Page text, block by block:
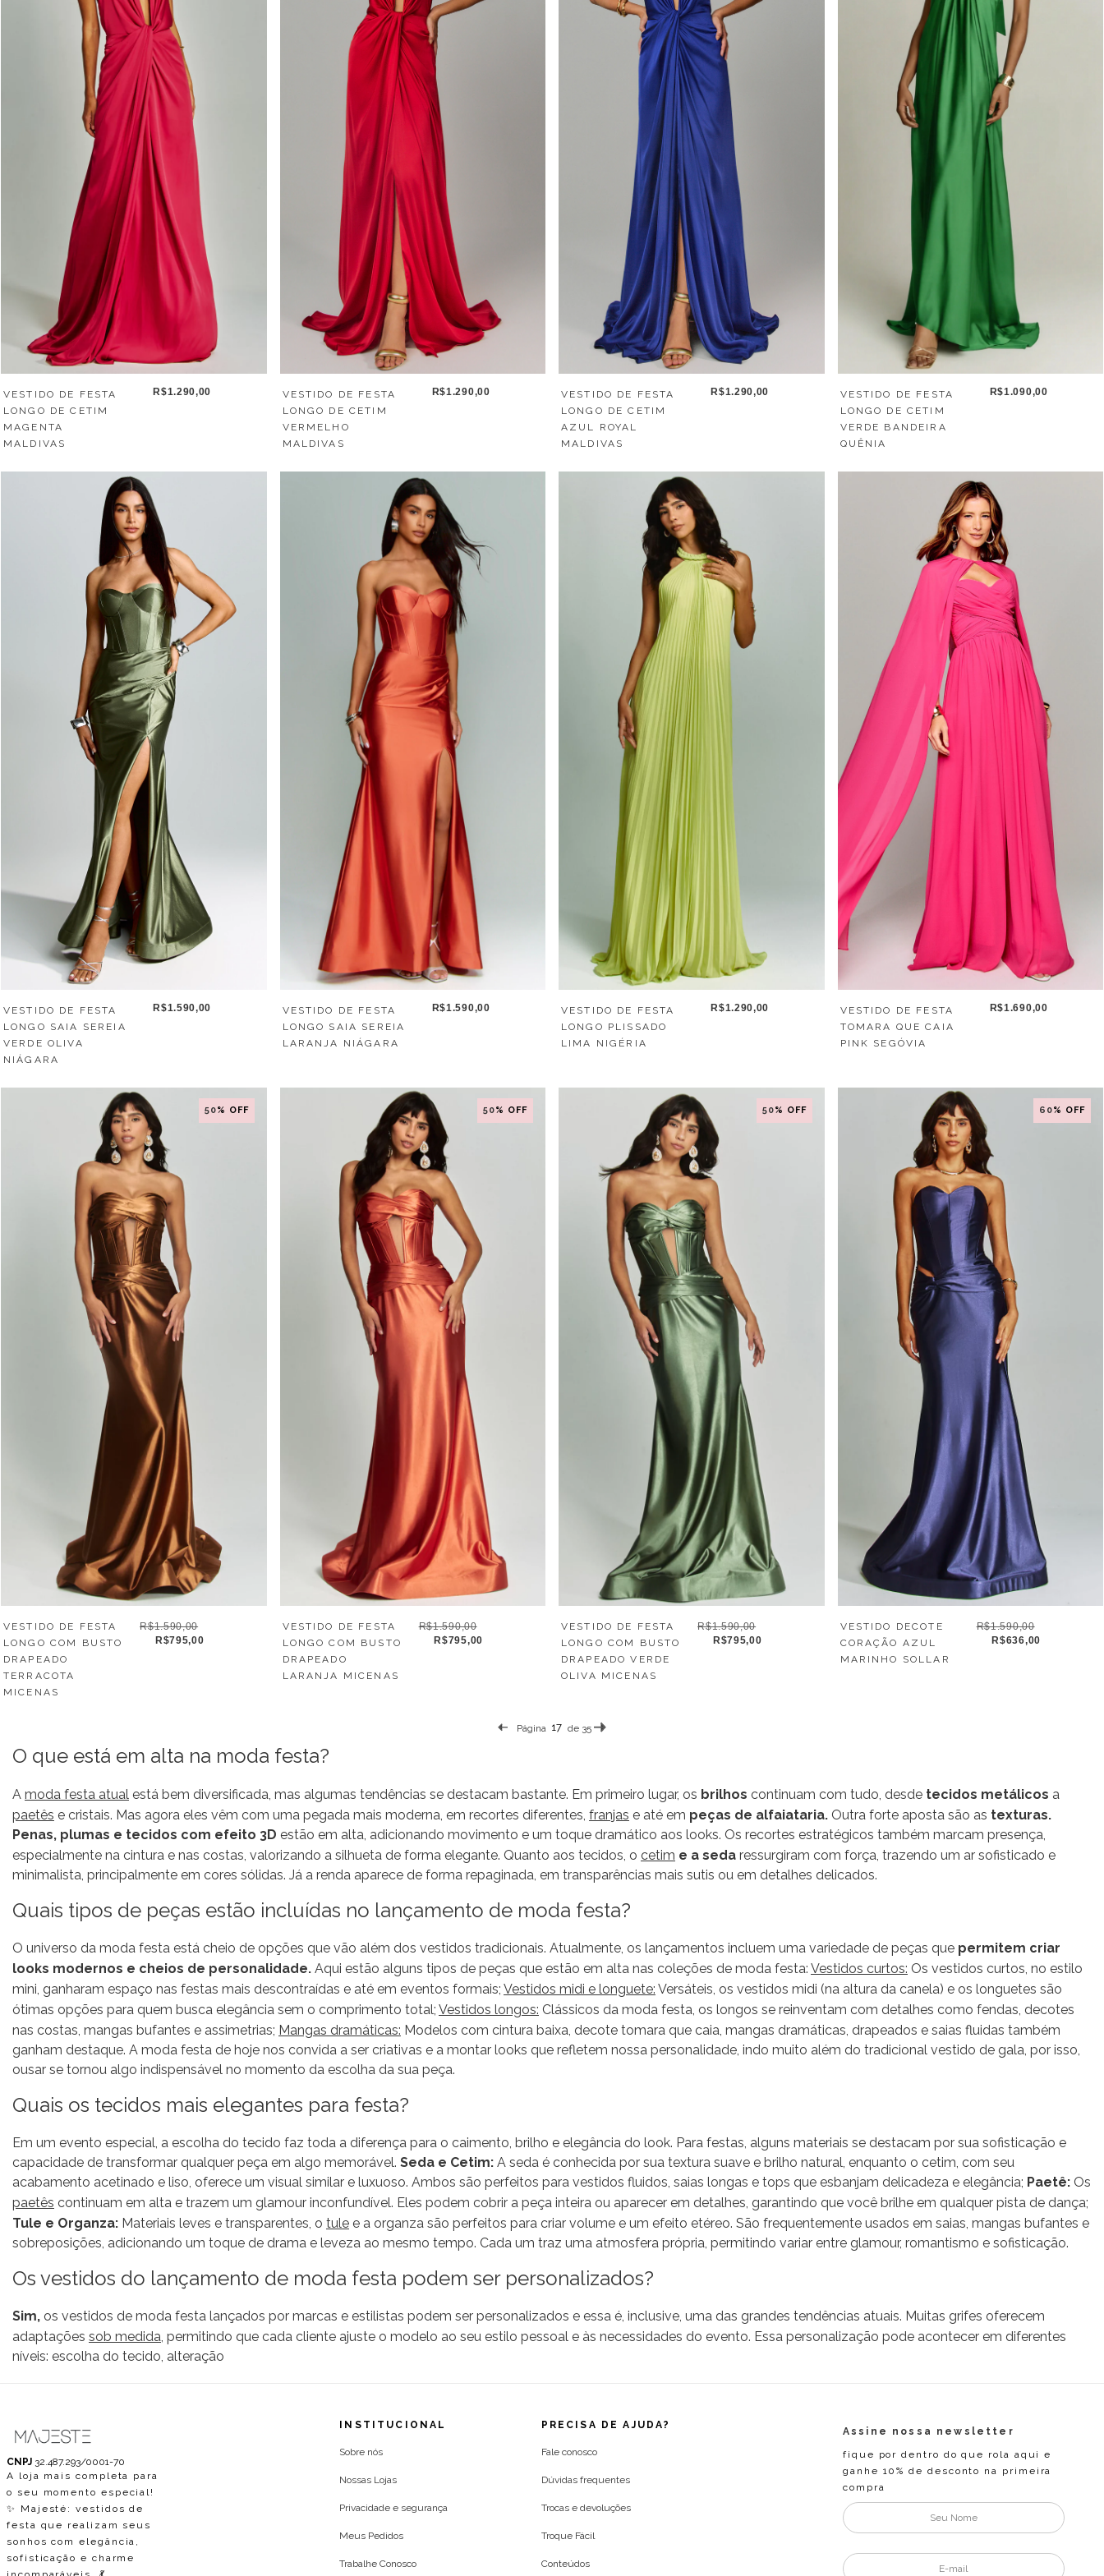
VESTIDO DE FESTA
LONGO DE CETIM
MAGENTA
MALDIVAS
R$1.290,00
VESTIDO DE FESTA
LONGO DE CETIM
VERMELHO
MALDIVAS
R$1.290,00
VESTIDO DE FESTA
LONGO DE CETIM
AZUL ROYAL
MALDIVAS
R$1.290,00
VESTIDO DE FESTA
LONGO DE CETIM
VERDE BANDEIRA
QUÊNIA
R$1.090,00
VESTIDO DE FESTA
LONGO SAIA SEREIA
VERDE OLIVA
NIÁGARA
R$1.590,00
VESTIDO DE FESTA
LONGO SAIA SEREIA
LARANJA NIÁGARA
R$1.590,00
VESTIDO DE FESTA
LONGO PLISSADO
LIMA NIGÉRIA
R$1.290,00
VESTIDO DE FESTA
TOMARA QUE CAIA
PINK SEGÓVIA
R$1.690,00
50% OFF
VESTIDO DE FESTA
LONGO COM BUSTO
DRAPEADO
TERRACOTA
MICENAS
R$1.590,00
R$795,00
50% OFF
VESTIDO DE FESTA
LONGO COM BUSTO
DRAPEADO
LARANJA MICENAS
R$1.590,00
R$795,00
50% OFF
VESTIDO DE FESTA
LONGO COM BUSTO
DRAPEADO VERDE
OLIVA MICENAS
R$1.590,00
R$795,00
60% OFF
VESTIDO DECOTE
CORAÇÃO AZUL
MARINHO SOLLAR
R$1.590,00
R$636,00
Página de 35
O que está em alta na moda festa?
A moda festa atual está bem diversificada, mas algumas tendências se destacam bastante. Em primeiro lugar, os brilhos continuam com tudo, desde tecidos metálicos a
paetês e cristais. Mas agora eles vêm com uma pegada mais moderna, em recortes diferentes, franjas e até em peças de alfaiataria. Outra forte aposta são as texturas.
Penas, plumas e tecidos com efeito 3D estão em alta, adicionando movimento e um toque dramático aos looks. Os recortes estratégicos também marcam presença,
especialmente na cintura e nas costas, valorizando a silhueta de forma elegante. Quanto aos tecidos, o cetim e a seda ressurgiram com força, trazendo um ar sofisticado e
minimalista, principalmente em cores sólidas. Já a renda aparece de forma repaginada, em transparências mais sutis ou em detalhes delicados.
Quais tipos de peças estão incluídas no lançamento de moda festa?
O universo da moda festa está cheio de opções que vão além dos vestidos tradicionais. Atualmente, os lançamentos incluem uma variedade de peças que permitem criar
looks modernos e cheios de personalidade. Aqui estão alguns tipos de peças que estão em alta nas coleções de moda festa: Vestidos curtos: Os vestidos curtos, no estilo
mini, ganharam espaço nas festas mais descontraídas e até em eventos formais; Vestidos midi e longuete: Versáteis, os vestidos midi (na altura da canela) e os longuetes são
ótimas opções para quem busca elegância sem o comprimento total; Vestidos longos: Clássicos da moda festa, os longos se reinventam com detalhes como fendas, decotes
nas costas, mangas bufantes e assimetrias; Mangas dramáticas: Modelos com cintura baixa, decote tomara que caia, mangas dramáticas, drapeados e saias fluidas também
ganham destaque. A moda festa de hoje nos convida a ser criativas e a montar looks que refletem nossa personalidade, indo muito além do tradicional vestido de gala, por isso,
ousar se tornou algo indispensável no momento da escolha da sua peça.
Quais os tecidos mais elegantes para festa?
Em um evento especial, a escolha do tecido faz toda a diferença para o caimento, brilho e elegância do look. Para festas, alguns materiais se destacam por sua sofisticação e
capacidade de transformar qualquer peça em algo memorável. Seda e Cetim: A seda é conhecida por sua textura suave e brilho natural, enquanto o cetim, com seu
acabamento acetinado e liso, oferece um visual similar e luxuoso. Ambos são perfeitos para vestidos fluidos, saias longas e tops que esbanjam delicadeza e elegância; Paetê: Os
paetês continuam em alta e trazem um glamour inconfundível. Eles podem cobrir a peça inteira ou aparecer em detalhes, garantindo que você brilhe em qualquer pista de dança;
Tule e Organza: Materiais leves e transparentes, o tule e a organza são perfeitos para criar volume e um efeito etéreo. São frequentemente usados em saias, mangas bufantes e
sobreposições, adicionando um toque de drama e leveza ao mesmo tempo. Cada um traz uma atmosfera própria, permitindo variar entre glamour, romantismo e sofisticação.
Os vestidos do lançamento de moda festa podem ser personalizados?
Sim, os vestidos de moda festa lançados por marcas e estilistas podem ser personalizados e essa é, inclusive, uma das grandes tendências atuais. Muitas grifes oferecem
adaptações sob medida , permitindo que cada cliente ajuste o modelo ao seu estilo pessoal e às necessidades do evento. Essa personalização pode acontecer em diferentes
níveis: escolha do tecido, alteração
CNPJ 32.487.293/0001-70
A loja mais completa para
o seu momento especial!
✨ Majesté: vestidos de
festa que realizam seus
sonhos com elegância,
sofisticação e charme
INSTITUCIONAL
Sobre nós
Nossas Lojas
Privacidade e segurança
Meus Pedidos
Trabalhe Conosco
PRECISA DE AJUDA?
Fale conosco
Dúvidas frequentes
Trocas e devoluções
Troque Fácil
Conteúdos
Assine nossa newsletter
fique por dentro do que rola aqui e
ganhe 10% de desconto na primeira
compra